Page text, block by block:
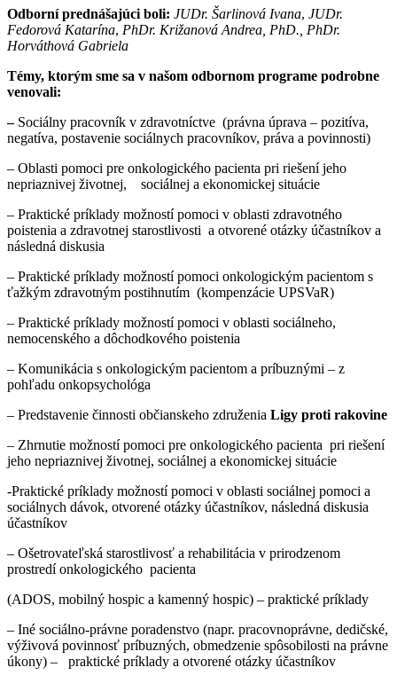
Odborní prednášajúci boli: JUDr. Šarlinová Ivana, JUDr.
Fedorová Katarína, PhDr. Križanová Andrea, PhD., PhDr.
Horváthová Gabriela
Témy, ktorým sme sa v našom odbornom programe podrobne
venovali:
– Sociálny pracovník v zdravotníctve (právna úprava – pozitíva,
negatíva, postavenie sociálnych pracovníkov, práva a povinnosti)
– Oblasti pomoci pre onkologického pacienta pri riešení jeho
nepriaznivej životnej, sociálnej a ekonomickej situácie
– Praktické príklady možností pomoci v oblasti zdravotného
poistenia a zdravotnej starostlivosti a otvorené otázky účastníkov a
následná diskusia
– Praktické príklady možností pomoci onkologickým pacientom s
ťažkým zdravotným postihnutím (kompenzácie UPSVaR)
– Praktické príklady možností pomoci v oblasti sociálneho,
nemocenského a dôchodkového poistenia
– Komunikácia s onkologickým pacientom a príbuznými – z
pohľadu onkopsychológa
– Predstavenie činnosti občianskeho združenia Ligy proti rakovine
– Zhrnutie možností pomoci pre onkologického pacienta pri riešení
jeho nepriaznivej životnej, sociálnej a ekonomickej situácie
-Praktické príklady možností pomoci v oblasti sociálnej pomoci a
sociálnych dávok, otvorené otázky účastníkov, následná diskusia
účastníkov
– Ošetrovateľská starostlivosť a rehabilitácia v prirodzenom
prostredí onkologického pacienta
(ADOS, mobilný hospic a kamenný hospic) – praktické príklady
– Iné sociálno-právne poradenstvo (napr. pracovnoprávne, dedičské,
výživová povinnosť príbuzných, obmedzenie spôsobilosti na právne
úkony) – praktické príklady a otvorené otázky účastníkov